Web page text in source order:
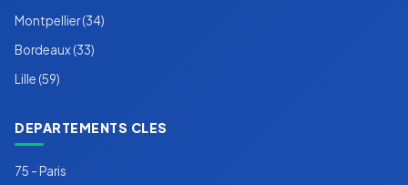
Montpellier (34)
Bordeaux (33)
Lille (59)
DEPARTEMENTS CLES
75 - Paris